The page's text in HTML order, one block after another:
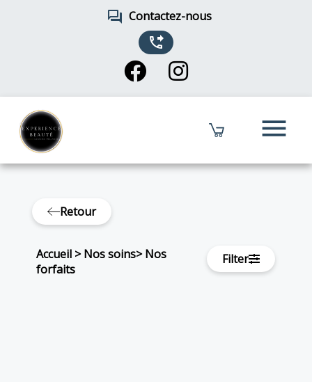
forum Contactez-nous
phone_forwarded
menu
Retour
Accueil >Nos soins>Nos
forfaits
Filter